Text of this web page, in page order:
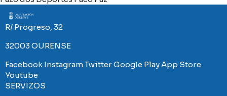
Imaxe
R/ Progreso, 32
32003 OURENSE
Facebook InstagramTwitterGoogle PlayApp Store
Youtube
SERVIZOS